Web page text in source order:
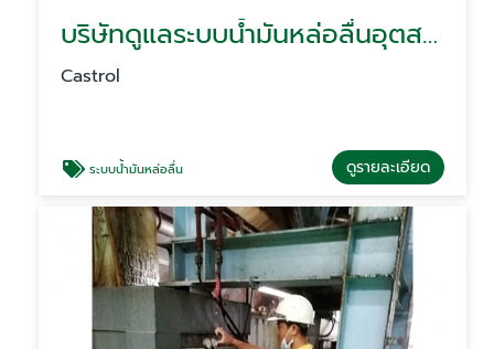
บริษัทดูแลระบบน้ำมันหล่อลื่นอุตสาหกรรม
Castrol
ระบบน้ำมันหล่อลื่น ดูรายละเอียด